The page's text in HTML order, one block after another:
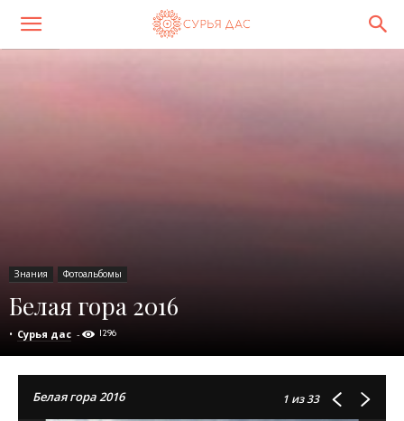
Знания Фотоальбомы
Белая гора 2016
• Сурья дас - 1296
Белая гора 2016 1 из 33